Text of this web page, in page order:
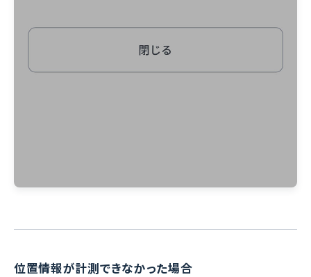
位置情報が計測できなかった場合